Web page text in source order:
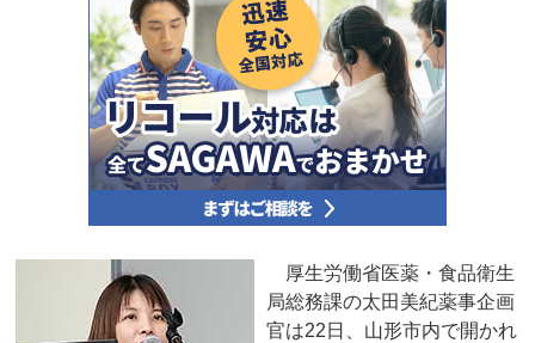
厚生労働省医薬・食品衛生
局総務課の太田美紀薬事企画
官は22日、山形市内で開かれ